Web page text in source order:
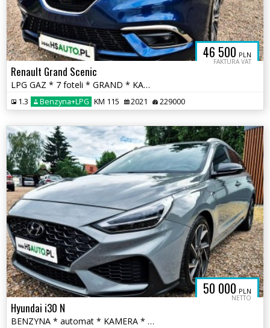
46 500 PLN
FAKTURA VAT
Renault Grand Scenic
LPG GAZ * 7 foteli * GRAND * KAMERA * nawigacja * super * okazja
1.3 Benzyna+LPG KM 115 2021 229000
50 000 PLN
NETTO
Hyundai i30 N
BENZYNA * automat * KAMERA * NLine * alcantara * FULL * hybryda